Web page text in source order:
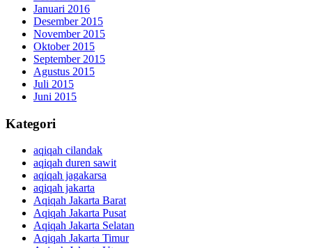
Januari 2016
Desember 2015
November 2015
Oktober 2015
September 2015
Agustus 2015
Juli 2015
Juni 2015
Kategori
aqiqah cilandak
aqiqah duren sawit
aqiqah jagakarsa
aqiqah jakarta
Aqiqah Jakarta Barat
Aqiqah Jakarta Pusat
Aqiqah Jakarta Selatan
Aqiqah Jakarta Timur